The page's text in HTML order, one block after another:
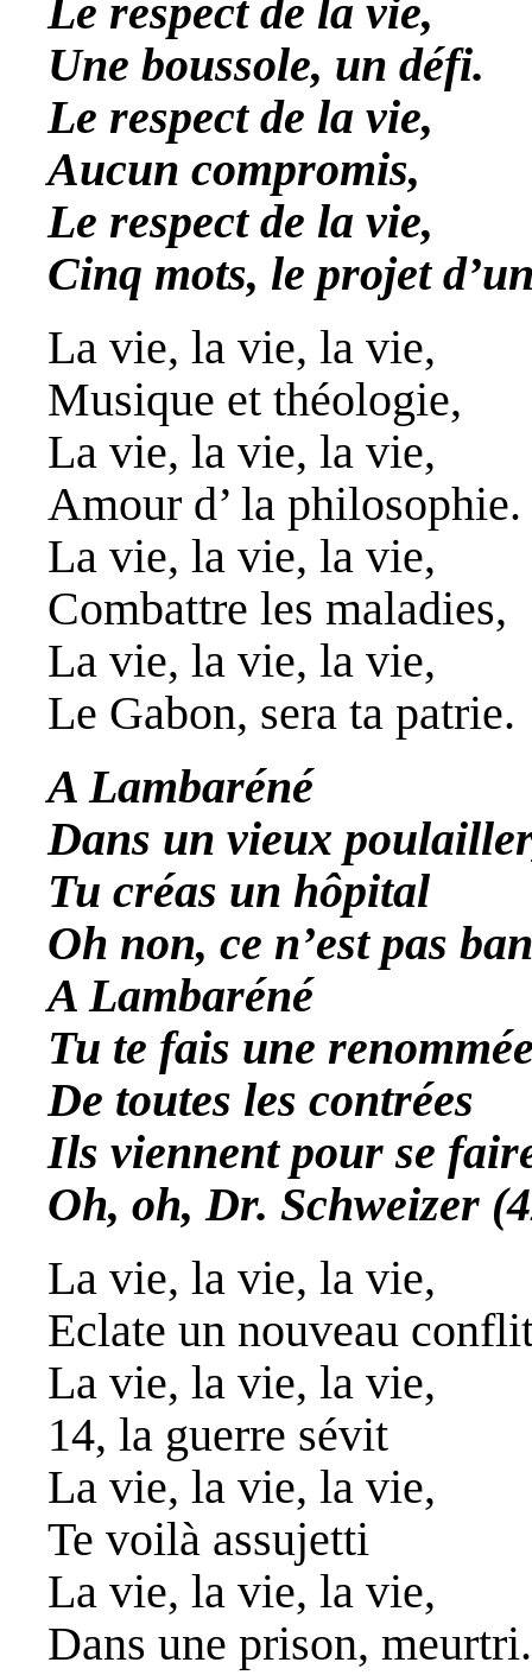
Le respect de la vie,
Une boussole, un défi.
Le respect de la vie,
Aucun compromis,
Le respect de la vie,
Cinq mots, le projet
La vie, la vie, la vie,
Musique et théologie,
La vie, la vie, la vie,
Amour d’ la philosophie.
La vie, la vie, la vie,
Combattre les maladies,
La vie, la vie, la vie,
Le Gabon, sera ta patrie.
A Lambaréné
Dans un vieux
Tu créas un hôpital
Oh non, ce n’est pas
A Lambaréné
Tu te fais une
De toutes les contrées
Ils viennent pour se
Oh, oh, Dr. Schweizer
La vie, la vie, la vie,
Eclate un nouveau
La vie, la vie, la vie,
14, la guerre sévit
La vie, la vie, la vie,
Te voilà assujetti
La vie, la vie, la vie,
Dans une prison, meurtri.